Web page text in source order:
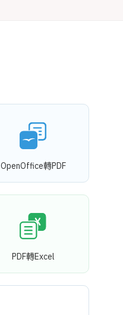
OpenOffice轉PDF
PDF轉Excel